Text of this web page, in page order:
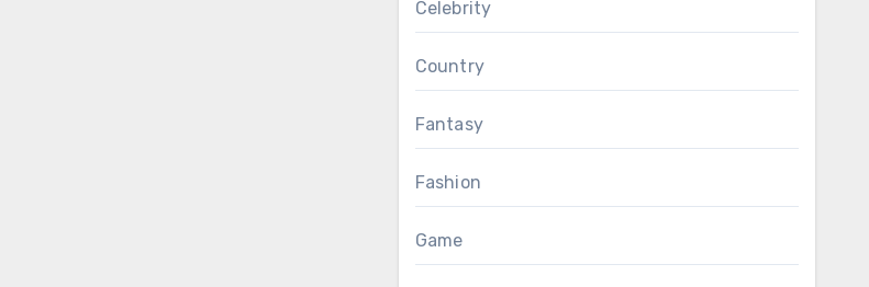
Celebrity
Country
Fantasy
Fashion
Game